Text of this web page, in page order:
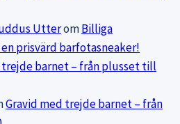
UtteromBilliga
prisvärd barfotasneaker!
trejde barnet – från plusset till
Gravid med trejde barnet – från